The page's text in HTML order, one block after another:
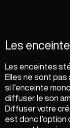
Les
Les enceintes
Elles ne sont
si l’enceinte
diffuser le son
Diffuser votre
est donc l’option